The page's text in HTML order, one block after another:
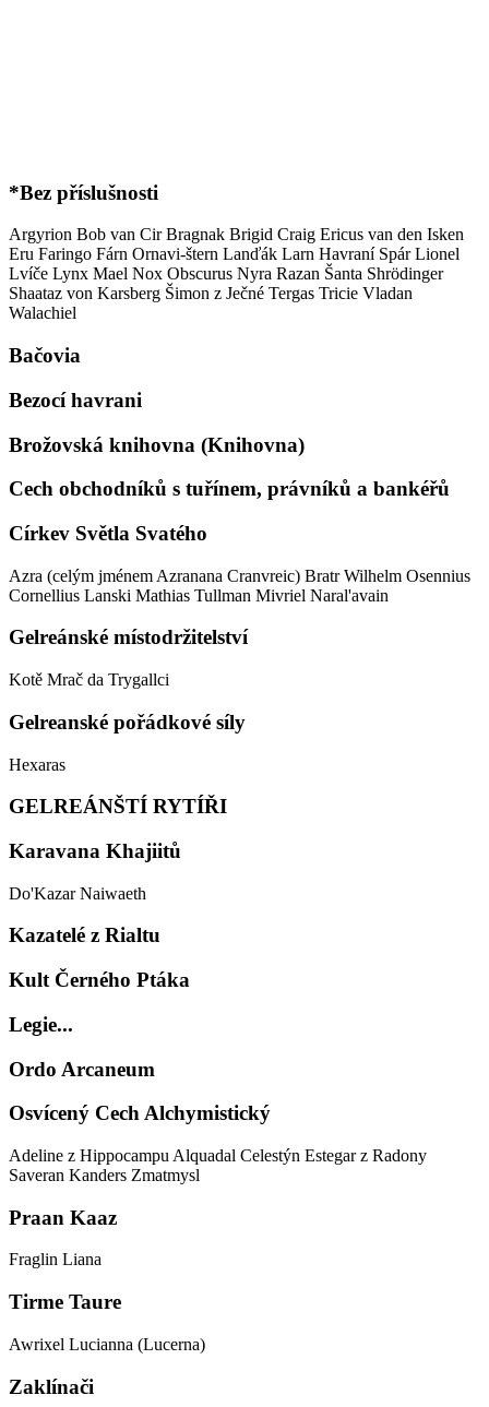
*Bez příslušnosti
Argyrion Bob van Cir Bragnak Brigid Craig Ericus van den Isken
Eru Faringo Fárn Ornavi-štern Lanďák Larn Havraní Spár Lionel
Lvíče Lynx Mael Nox Obscurus Nyra Razan Šanta Shrödinger
Shaataz von Karsberg Šimon z Ječné Tergas Tricie Vladan
Walachiel
Bačovia
Bezocí havrani
Brožovská knihovna (Knihovna)
Cech obchodníků s tuřínem, právníků a bankéřů
Církev Světla Svatého
Azra (celým jménem Azranana Cranvreic) Bratr Wilhelm Osennius
Cornellius Lanski Mathias Tullman Mivriel Naral'avain
Gelreánské místodržitelství
Kotě Mrač da Trygallci
Gelreanské pořádkové síly
Hexaras
GELREÁNŠTÍ RYTÍŘI
Karavana Khajiitů
Do'Kazar Naiwaeth
Kazatelé z Rialtu
Kult Černého Ptáka
Legie...
Ordo Arcaneum
Osvícený Cech Alchymistický
Adeline z Hippocampu Alquadal Celestýn Estegar z Radony
Saveran Kanders Zmatmysl
Praan Kaaz
Fraglin Liana
Tirme Taure
Awrixel Lucianna (Lucerna)
Zaklínači